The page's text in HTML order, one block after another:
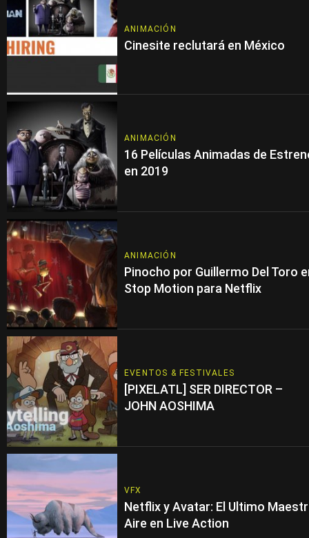
ANIMACIÓN
Cinesite reclutará en México
ANIMACIÓN
16 Películas Animadas de
en 2019
ANIMACIÓN
Pinocho por Guillermo Del Toro
Stop Motion para Netflix
EVENTOS & FESTIVALES
[PIXELATL] SER DIRECTOR –
JOHN AOSHIMA
VFX
Netflix y Avatar: El Ultimo
Aire en Live Action